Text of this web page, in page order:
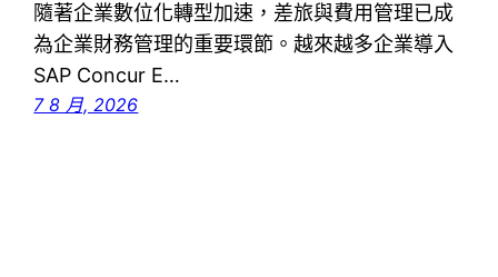
隨著企業數位化轉型加速，差旅與費用管理已成
為企業財務管理的重要環節。越來越多企業導入
SAP Concur E…
7 8 月, 2026